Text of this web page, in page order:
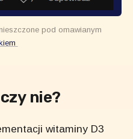
pod omawianym
nie?
witaminy D3